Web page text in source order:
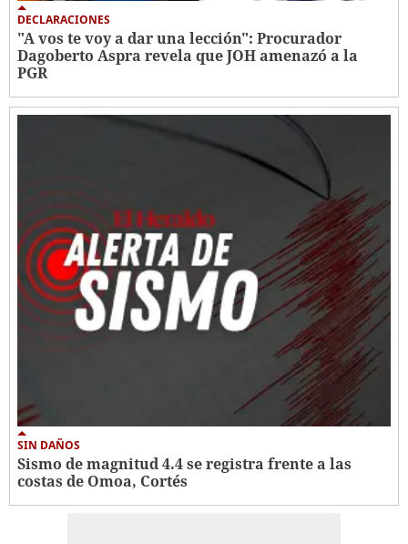
DECLARACIONES
"A vos te voy a dar una lección": Procurador
Dagoberto Aspra revela que JOH amenazó a la
PGR
SIN DAÑOS
Sismo de magnitud 4.4 se registra frente a las
costas de Omoa, Cortés